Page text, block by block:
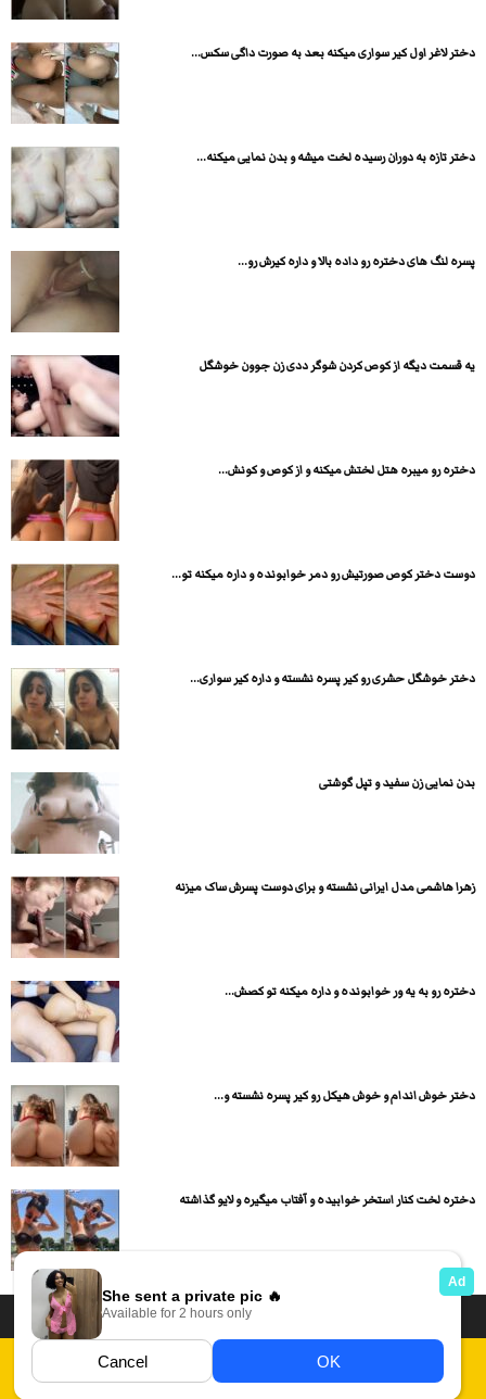
دختر لاغر اول کیر سواری میکنه بعد به صورت داگی سکس...
دختر تازه به دوران رسیده لخت میشه و بدن نمایی میکنه...
پسره لنگ های دختره رو داده بالا و داره کیرش رو...
یه قسمت دیگه از کوص کردن شوگر ددی زن جوون خوشگل
دختره رو میبره هتل لختش میکنه و از کوص و کونش...
دوست دختر کوص صورتیش رو دمر خوابونده و داره میکنه تو...
دختر خوشگل حشری رو کیر پسره نشسته و داره کیر سواری...
بدن نمایی زن سفید و تپل گوشتی
زهرا هاشمی مدل ایرانی نشسته و برای دوست پسرش ساک میزنه
دختره رو به یه ور خوابونده و داره میکنه تو کصش...
دختر خوش اندام و خوش هیکل رو کیر پسره نشسته و...
دختره لخت کنار استخر خوابیده و آفتاب میگیره و لایو گذاشته
دسته بندی فیلم های سکسی
داستان سکسی ایرانی
عکس سکسی ایرانی
فیلم های سکسی زهرا قوانین Report Abuse